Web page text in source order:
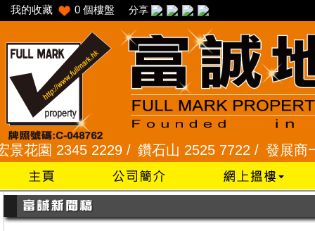
我的收藏 0 個樓盤 分享
園 2345 2229 /鑽石山 2525 7722 /發展商一手